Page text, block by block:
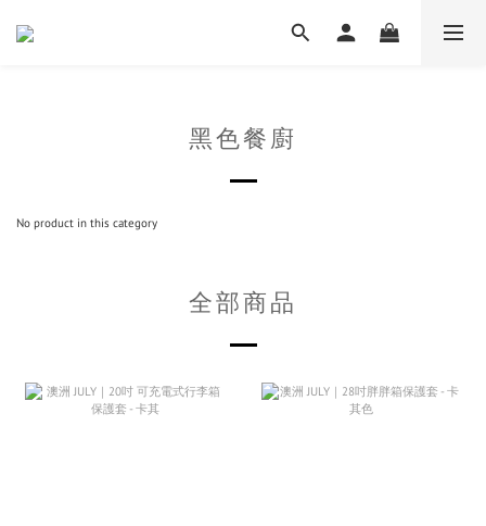
黑色餐廚
No product in this category
全部商品